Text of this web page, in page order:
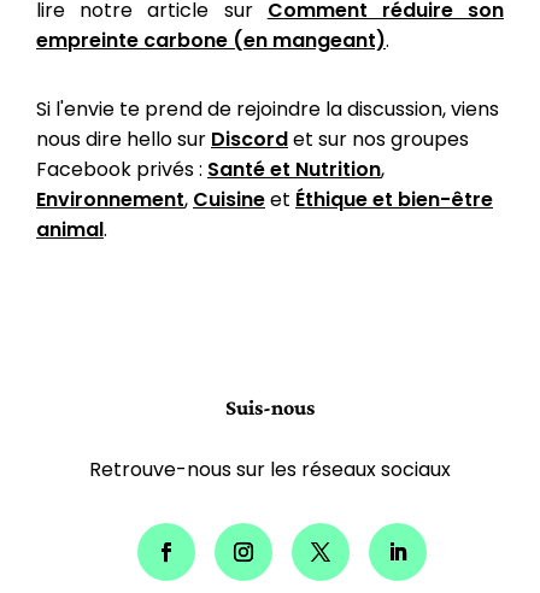
lire notre article sur Comment réduire son
empreinte carbone (en mangeant).
Si l'envie te prend de rejoindre la discussion, viens
nous dire hello sur Discordet sur nos groupes
Facebook privés : Santé et Nutrition,
Environnement, Cuisineet Éthique et bien-être
animal.
Suis-nous
Retrouve-nous sur les réseaux sociaux